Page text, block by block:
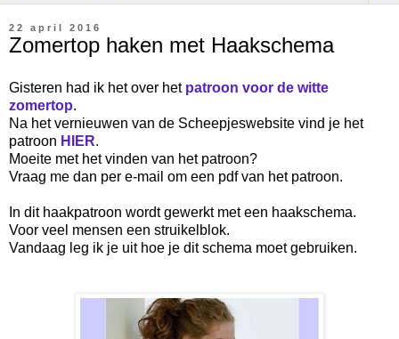
22 april 2016
Zomertop haken met Haakschema
Gisteren had ik het over het patroon voor de witte
zomertop.
Na het vernieuwen van de Scheepjeswebsite vind je het
patroon HIER.
Moeite met het vinden van het patroon?
Vraag me dan per e-mail om een pdf van het patroon.
In dit haakpatroon wordt gewerkt met een haakschema.
Voor veel mensen een struikelblok.
Vandaag leg ik je uit hoe je dit schema moet gebruiken.